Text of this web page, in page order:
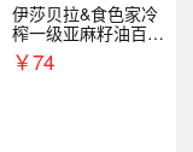
伊莎贝拉&食色家冷
榨一级亚麻籽油百紫
千红500ml*2礼盒
￥74